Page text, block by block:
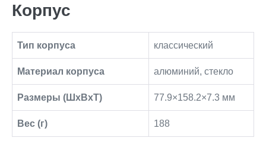
Корпус
Тип корпуса классический
Материал корпуса алюминий, стекло
Размеры (ШxВxТ) 77.9×158.2×7.3 мм
Вес (г) 188